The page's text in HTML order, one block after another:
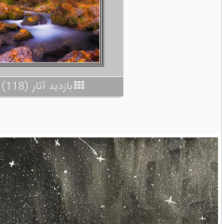
بازدید آثار (118)